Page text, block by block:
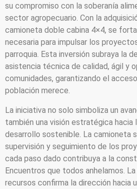
su compromiso con la soberanía
sector agropecuario. Con la
camioneta doble cabina 4×4, se
necesaria para impulsar los
parroquia. Esta inversión subraya la
asistencia técnica de calidad, ágil y
comunidades, garantizando el
población merece.
La iniciativa no solo simboliza un
también una visión estratégica hacia
desarrollo sostenible. La camioneta
supervisión y seguimiento de los
cada paso dado contribuya a la
Encuentros que todos anhelamos.
recursos confirma la dirección hacia